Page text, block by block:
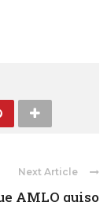
Next Article
AMLO quiso